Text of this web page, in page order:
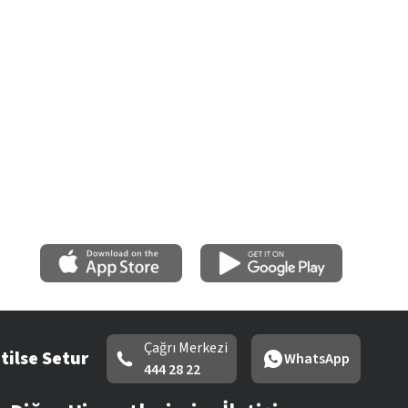
Setur
Çağrı Merkezi
444 28 22
WhatsApp